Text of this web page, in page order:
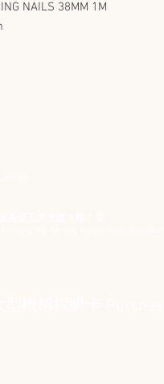
NAILS 38MM 1M